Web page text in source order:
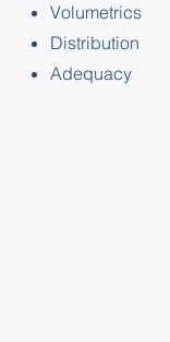
Volumetrics
Distribution
Adequacy